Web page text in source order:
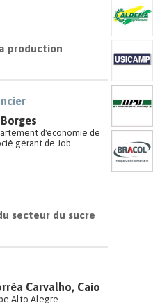
production
d'économie de
gérant de Job
secteur du sucre
Carvalho, Caio
Alto Alegre